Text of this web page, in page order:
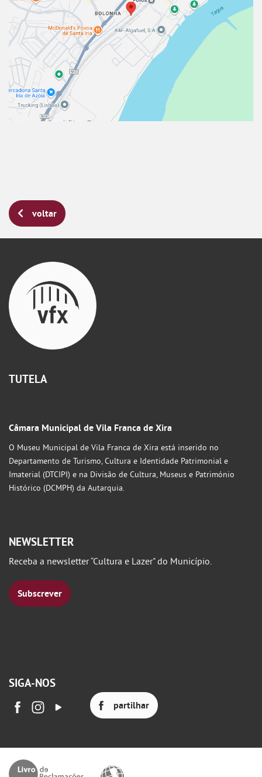
voltar
TUTELA
Câmara Municipal de Vila Franca de Xira
O Museu Municipal de Vila Franca de Xira está inserido no
Departamento de Turismo, Cultura e Identidade Patrimonial e
Imaterial (DTCIPI) e na Divisão de Cultura, Museus e Património
Histórico (DCMPH) da Autarquia.
NEWSLETTER
Receba a newsletter “Cultura e Lazer" do Município.
Subscrever
SIGA-NOS
partilhar